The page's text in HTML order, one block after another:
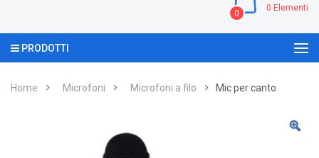
0 Elementi
0
PRODOTTI
Home Microfoni Microfoni a filo Mic per canto